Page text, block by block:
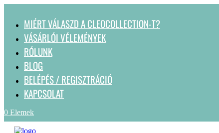
MIÉRT VÁLASZD A CLEOCOLLECTION-T?
VÁSÁRLÓI VÉLEMÉNYEK
RÓLUNK
BLOG
BELÉPÉS / REGISZTRÁCIÓ
KAPCSOLAT
0 Elemek